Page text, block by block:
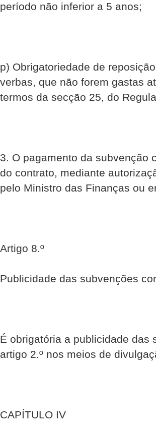
período não inferior a 5 anos;
p) Obrigatoriedade de
verbas, que não forem gastas
termos da secção 25, do
3. O pagamento da subvenção
do contrato, mediante
pelo Ministro das Finanças ou
Artigo 8.º
Publicidade das subvenções
É obrigatória a publicidade das
artigo 2.º nos meios de
CAPÍTULO IV